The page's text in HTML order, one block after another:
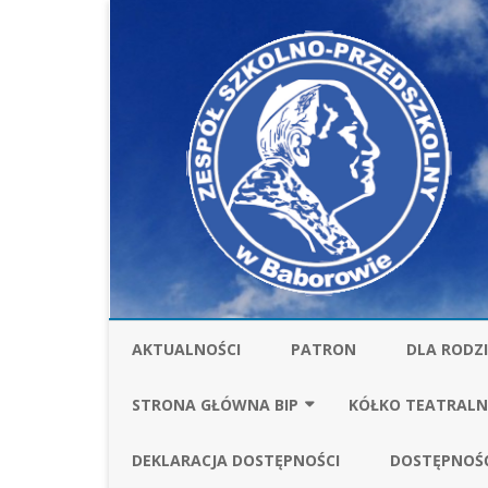
AKTUALNOŚCI PATRON DLA
STOŁÓWKA
STRONA GŁÓWNA BIP
FINANSE
SPRAWOZDANIA
KÓŁKO
DEKLARACJA DOSTĘPNOŚCI